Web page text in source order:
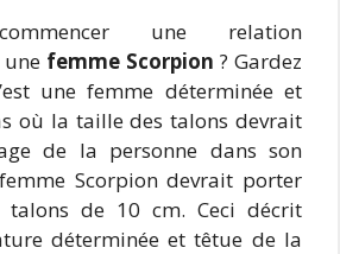
une relation
une femme Scorpion ? Gardez
une femme déterminée et
où la taille des talons devrait
de la personne dans son
Scorpion devrait porter
talons de 10 cm. Ceci décrit
déterminée et têtue de la